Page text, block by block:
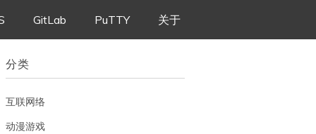
GitLab PuTTY 关于
分类
互联网络
动漫游戏